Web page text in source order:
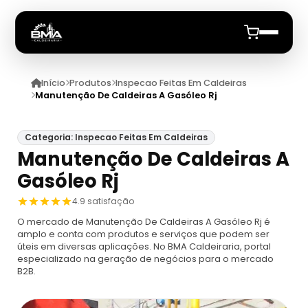
Início
Produtos
Caldeiras
Automação De Caldeiras
Caldeira De Recuperação
Caldeira De Recuperação Celulose
Inspecao Feitas Em Caldeiras
Cotação Inspeção De Caldeiras
Cotar Inspeção De Caldeiras
Montagem De Caldeira
Empresa De Montagem De Caldeiras A Gás
Caldeiras A Vapor
Anuncie
Início Produtos Inspecao Feitas Em Caldeiras
Manutenção De Caldeiras A Gasóleo Rj
Categoria: Inspecao Feitas Em Caldeiras
Manutenção De Caldeiras A
Gasóleo Rj
4.9 satisfação
O mercado de Manutenção De Caldeiras A Gasóleo Rj é
amplo e conta com produtos e serviços que podem ser
úteis em diversas aplicações. No BMA Caldeiraria, portal
especializado na geração de negócios para o mercado
B2B.